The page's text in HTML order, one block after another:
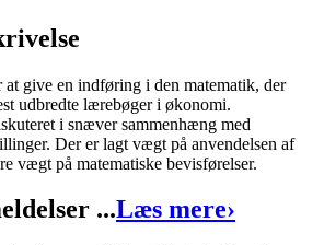
for økonomer
at give en indføring i den matematik, der
udbredte lærebøger i økonomi.
i snæver sammenhæng med
Der er lagt vægt på anvendelsen af
vægt på matematiske bevisførelser.
...Læs mere›